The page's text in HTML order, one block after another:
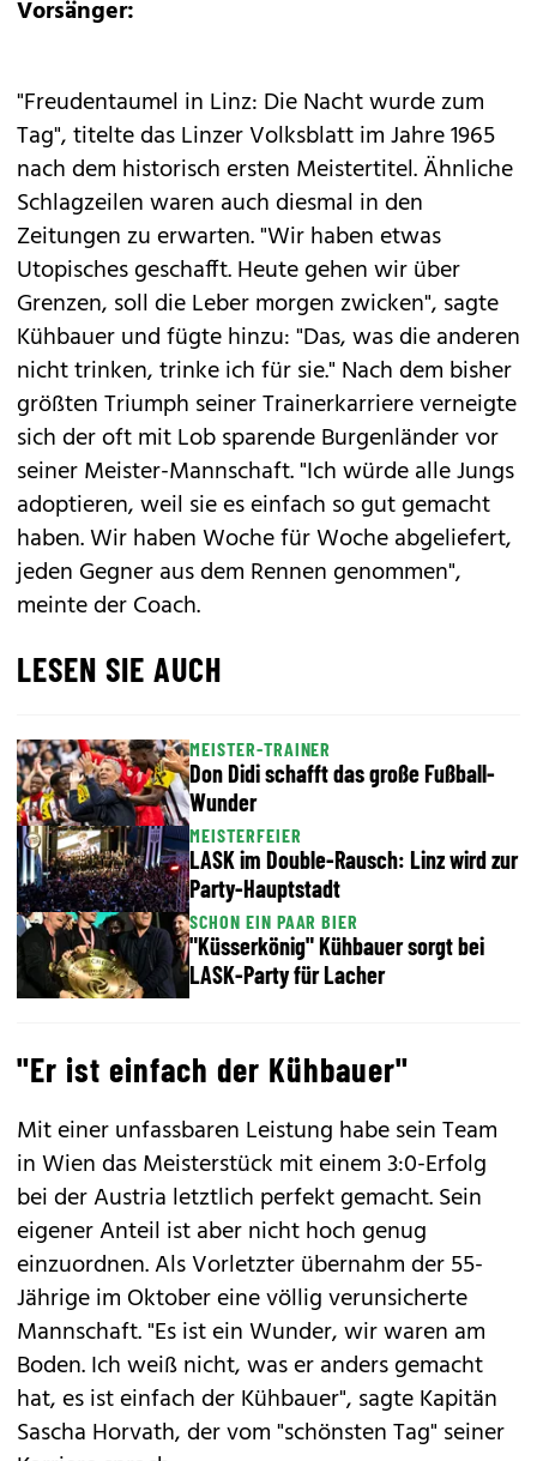
Vorsänger:
"Freudentaumel in Linz: Die Nacht wurde zum
Tag", titelte das Linzer Volksblatt im Jahre 1965
nach dem historisch ersten Meistertitel. Ähnliche
Schlagzeilen waren auch diesmal in den
Zeitungen zu erwarten. "Wir haben etwas
Utopisches geschafft. Heute gehen wir über
Grenzen, soll die Leber morgen zwicken", sagte
Kühbauer und fügte hinzu: "Das, was die anderen
nicht trinken, trinke ich für sie." Nach dem bisher
größten Triumph seiner Trainerkarriere verneigte
sich der oft mit Lob sparende Burgenländer vor
seiner Meister-Mannschaft. "Ich würde alle Jungs
adoptieren, weil sie es einfach so gut gemacht
haben. Wir haben Woche für Woche abgeliefert,
jeden Gegner aus dem Rennen genommen",
meinte der Coach.
LESEN SIE AUCH
MEISTER-TRAINER
Don Didi schafft das große Fußball-
Wunder
MEISTERFEIER
LASK im Double-Rausch: Linz wird zur
Party-Hauptstadt
SCHON EIN PAAR BIER
"Küsserkönig" Kühbauer sorgt bei
LASK-Party für Lacher
"Er ist einfach der Kühbauer"
Mit einer unfassbaren Leistung habe sein Team
in Wien das Meisterstück mit einem 3:0-Erfolg
bei der Austria letztlich perfekt gemacht. Sein
eigener Anteil ist aber nicht hoch genug
einzuordnen. Als Vorletzter übernahm der 55-
Jährige im Oktober eine völlig verunsicherte
Mannschaft. "Es ist ein Wunder, wir waren am
Boden. Ich weiß nicht, was er anders gemacht
hat, es ist einfach der Kühbauer", sagte Kapitän
Sascha Horvath, der vom "schönsten Tag" seiner